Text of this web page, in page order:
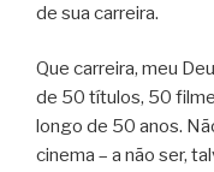
de sua carreira.
Que carreira, meu
de 50 títulos, 50
longo de 50 anos.
cinema – a não ser,